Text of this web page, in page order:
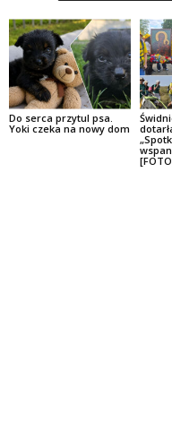
Do serca przytul psa.
Yoki czeka na nowy dom